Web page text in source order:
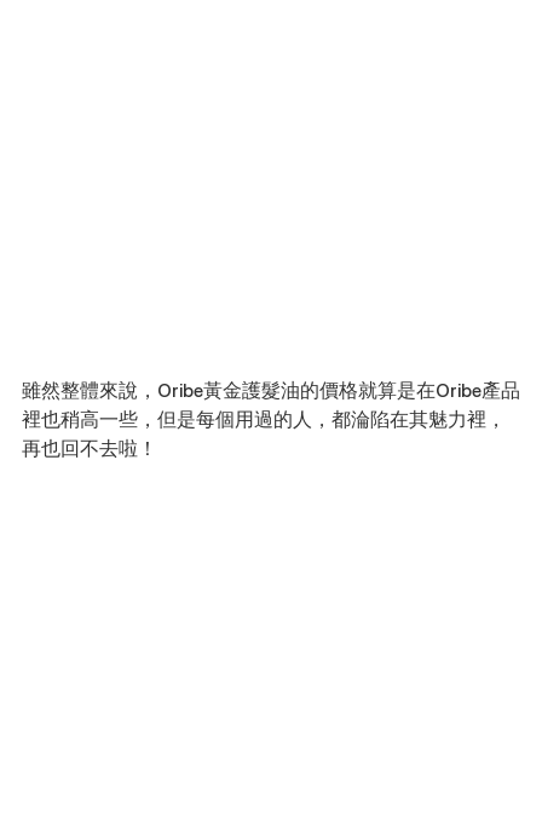
雖然整體來說，Oribe黃金護髮油的價格就算是在Oribe產品
裡也稍高一些，但是每個用過的人，都淪陷在其魅力裡，
再也回不去啦！